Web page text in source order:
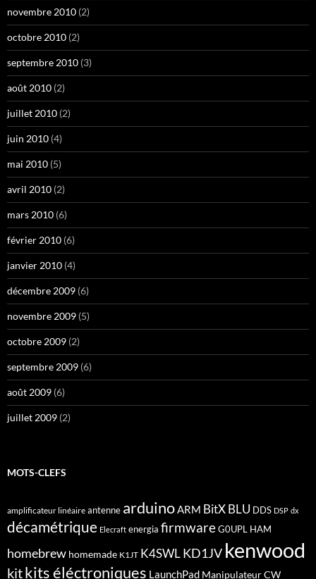
novembre 2010 (2)
octobre 2010 (2)
septembre 2010 (3)
août 2010 (2)
juillet 2010 (2)
juin 2010 (4)
mai 2010 (5)
avril 2010 (2)
mars 2010 (6)
février 2010 (6)
janvier 2010 (4)
décembre 2009 (6)
novembre 2009 (5)
octobre 2009 (2)
septembre 2009 (6)
août 2009 (6)
juillet 2009 (2)
MOTS-CLEFS
amplificateur linéaire antenne arduinoARM BitX BLU DDS DSP dx
décamétrique Elecraft energia firmwareG0UPL HAM
homebrew homemade K1JT K4SWL KD1JV kenwood
kitkits éléctroniques LaunchPad Manipulateur CW